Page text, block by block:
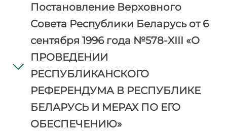
Постановление Верховного
Совета Республики Беларусь от 6
сентября 1996 года №578-XIII «О
ПРОВЕДЕНИИ
РЕСПУБЛИКАНСКОГО
РЕФЕРЕНДУМА В РЕСПУБЛИКЕ
БЕЛАРУСЬ И МЕРАХ ПО ЕГО
ОБЕСПЕЧЕНИЮ»